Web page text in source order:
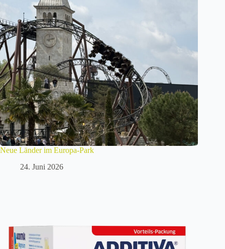
Neue Länder im Europa-Park
24. Juni 2026